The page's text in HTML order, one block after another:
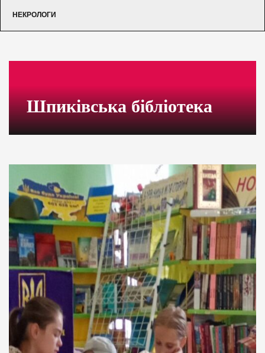
НЕКРОЛОГИ
Шпиківська бібліотека